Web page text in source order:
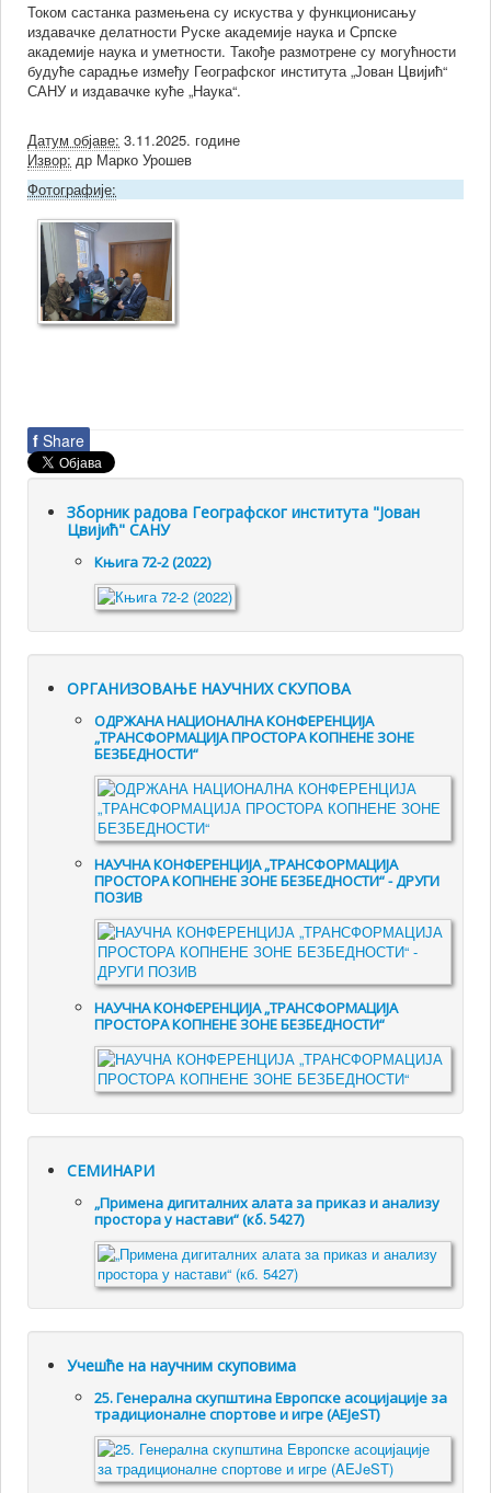
Током састанка размењена су искуства у функционисању
издавачке делатности Руске академије наука и Српске
академије наука и уметности. Такође размотрене су могућности
будуће сарадње између Географског института „Јован Цвијић“
САНУ и издавачке куће „Наука“.
Датум објаве: 3.11.2025. године
Извор: др Марко Урошев
Фотографије:
f Share
Зборник радова Географског института "Јован
Цвијић" САНУ
Књига 72-2 (2022)
ОРГАНИЗОВАЊЕ НАУЧНИХ СКУПОВА
ОДРЖАНА НАЦИОНАЛНА КОНФЕРЕНЦИЈА
„ТРАНСФОРМАЦИЈА ПРОСТОРА КОПНЕНЕ ЗОНЕ
БЕЗБЕДНОСТИ“
НАУЧНА КОНФЕРЕНЦИЈА „ТРАНСФОРМАЦИЈА
ПРОСТОРА КОПНЕНЕ ЗОНЕ БЕЗБЕДНОСТИ“ - ДРУГИ
ПОЗИВ
НАУЧНА КОНФЕРЕНЦИЈА „ТРАНСФОРМАЦИЈА
ПРОСТОРА КОПНЕНЕ ЗОНЕ БЕЗБЕДНОСТИ“
СЕМИНАРИ
„Примена дигиталних алата за приказ и анализу
простора у настави“ (кб. 5427)
Учешће на научним скуповима
25. Генералнa скупштинa Европске асоцијације за
традиционалне спортове и игре (AEJeST)